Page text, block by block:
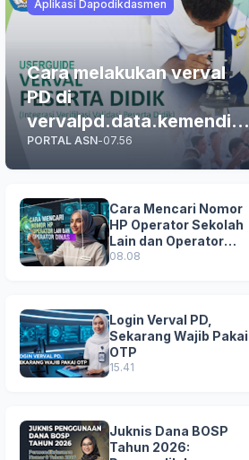
Aplikasi Dapodikdasmen
Cara melakukan verval
PD di
vervalpd.data.kemendikd
asmen.go.id
PORTAL ASN-07.56
Cara Mencari Nomor
HP Operator Sekolah
Lain dan Operator
Dinas di SDM Data
08.08
Login Verval PD,
Sekarang Wajib Pakai
OTP
15.41
Juknis Dana BOSP
Tahun 2026: